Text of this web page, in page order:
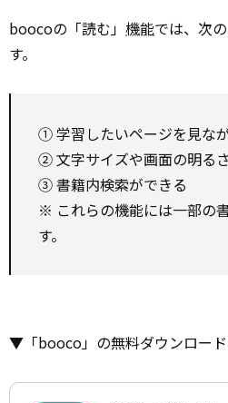
boocoの「読む」 機能では、次
す。
① 学習したいページを見な
② 文字サイズや画面の明る
③ 書籍内検索ができる
※ これらの機能には一部の
す。
▼「booco」の無料ダウンロー